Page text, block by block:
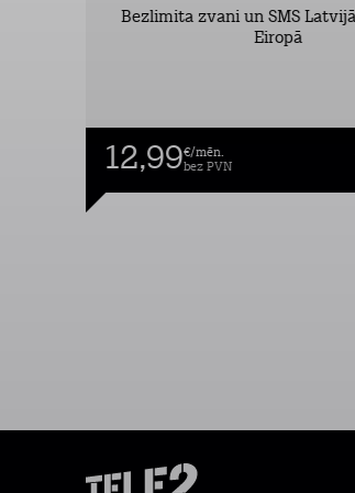
Bezlimita zvani un SMS
Eiropā
12,99€/mēn.
bez PVN